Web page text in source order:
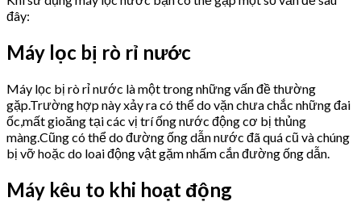
đây:
Máy lọc bị rò rỉ nước
Máy lọc bị rò rỉ nước là một trong những vấn đề thường
gặp.Trường hợp này xảy ra có thể do vặn chưa chắc những đai
ốc,mất gioăng tại các vị trí ống nước động cơ bị thủng
màng.Cũng có thể do đường ống dẫn nước đã quá cũ và chúng
bị vỡ hoặc do loai động vật gặm nhấm cắn đường ống dẫn.
Máy kêu to khi hoạt động